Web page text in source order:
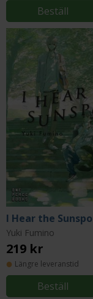
Beställ
I Hear the
Yuki Fumino
219 kr
Längre leveranstid
Beställ